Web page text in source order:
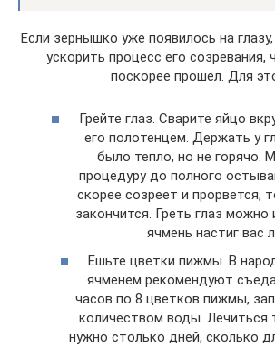
Если зернышко уже появилось на
ускорить процесс его созревания,
поскорее прошел. Для
Грейте глаз. Сварите яйцо
его полотенцем. Держать у
было тепло, но не горячо.
процедуру до полного
скорее созреет и прорвется,
закончится. Греть глаз можно
ячмень настиг вас
Ешьте цветки пижмы. В
ячменем рекомендуют
часов по 8 цветков пижмы,
количеством воды. Лечиться
нужно столько дней, сколько